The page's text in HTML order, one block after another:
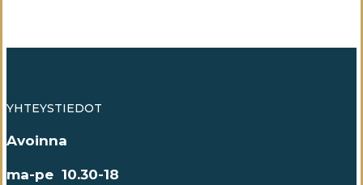
YHTEYSTIEDOT
Avoinna
ma-pe 10.30-18